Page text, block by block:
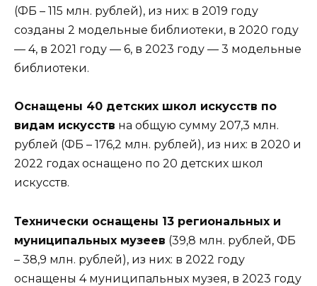
(ФБ – 115 млн. рублей), из них: в 2019 году
созданы 2 модельные библиотеки, в 2020 году
— 4, в 2021 году — 6, в 2023 году — 3 модельные
библиотеки.
Оснащены 40 детских школ искусств по
видам искусств на общую сумму 207,3 млн.
рублей (ФБ – 176,2 млн. рублей), из них: в 2020 и
2022 годах оснащено по 20 детских школ
искусств.
Технически оснащены 13 региональных и
муниципальных музеев (39,8 млн. рублей, ФБ
– 38,9 млн. рублей), из них: в 2022 году
оснащены 4 муниципальных музея, в 2023 году